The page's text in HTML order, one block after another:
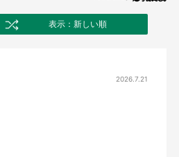
表示：新しい順
2026.7.21